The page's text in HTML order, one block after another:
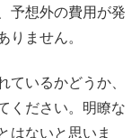
予想外の費用が発
りません。
ているかどうか、
ください。明瞭な
はないと思いま